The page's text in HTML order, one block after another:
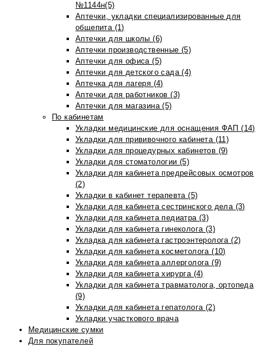
№1144н(5)
Аптечки, укладки специализированные для
общепита (1)
Аптечки для школы (6)
Аптечки производственные (5)
Аптечки для офиса (5)
Аптечки для детского сада (4)
Аптечка для лагеря (4)
Аптечки для работников (3)
Аптечки для магазина (5)
По кабинетам
Укладки медицинские для оснащения ФАП (14)
Укладки для прививочного кабинета (11)
Укладки для процедурных кабинетов (9)
Укладки для стоматологии (5)
Укладки для кабинета предрейсовых осмотров
(2)
Укладки в кабинет терапевта (5)
Укладки для кабинета сестринского дела (3)
Укладки для кабинета педиатра (3)
Укладки для кабинета гинеколога (3)
Укладка для кабинета гастроэнтеролога (2)
Укладки для кабинета косметолога (10)
Укладки для кабинета аллерголога (9)
Укладки для кабинета хирурга (4)
Укладки для кабинета травматолога, ортопеда
(9)
Укладки для кабинета гепатолога (2)
Укладки участкового врача
Медицинские сумки
Для покупателей